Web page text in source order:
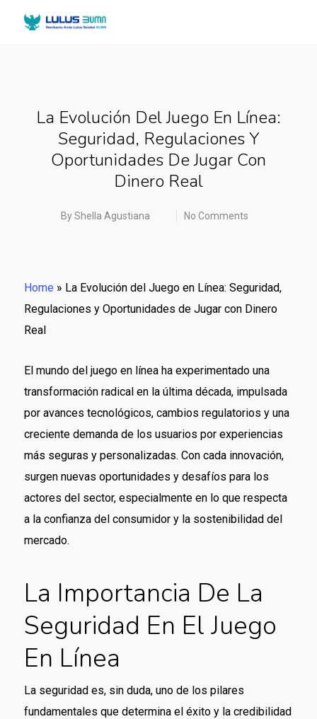
La Evolución Del Juego En Línea:
Seguridad, Regulaciones Y
Oportunidades De Jugar Con
Dinero Real
ByShella Agustiana No Comments
Home » La Evolución del Juego en Línea: Seguridad,
Regulaciones y Oportunidades de Jugar con Dinero
Real
El mundo del juego en línea ha experimentado una
transformación radical en la última década, impulsada
por avances tecnológicos, cambios regulatorios y una
creciente demanda de los usuarios por experiencias
más seguras y personalizadas. Con cada innovación,
surgen nuevas oportunidades y desafíos para los
actores del sector, especialmente en lo que respecta
a la confianza del consumidor y la sostenibilidad del
mercado.
La Importancia De La
Seguridad En El Juego
En Línea
La seguridad es, sin duda, uno de los pilares
fundamentales que determina el éxito y la credibilidad